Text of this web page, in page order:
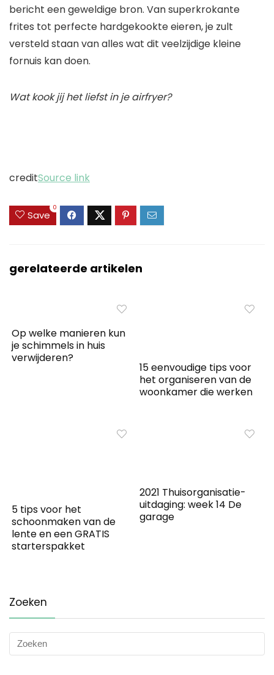
bericht een geweldige bron. Van superkrokante
frites tot perfecte hardgekookte eieren, je zult
versteld staan ​​van alles wat dit veelzijdige kleine
fornuis kan doen.
Wat kook jij het liefst in je airfryer?
creditSource link
Save
0
gerelateerde artikelen
Op welke manieren kun
je schimmels in huis
verwijderen?
15 eenvoudige tips voor
het organiseren van de
woonkamer die werken
5 tips voor het
schoonmaken van de
lente en een GRATIS
starterspakket
2021 Thuisorganisatie-
uitdaging: week 14 De
garage
Zoeken